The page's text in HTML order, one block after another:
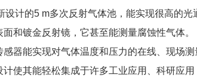
计的5 m多次反射气体池，能实现很高的光
和镀金反射镜，它甚至能测量腐蚀性气体。
能实现对气体温度和压力的在线、现场测
其能轻松集成于许多工业应用、科研应用